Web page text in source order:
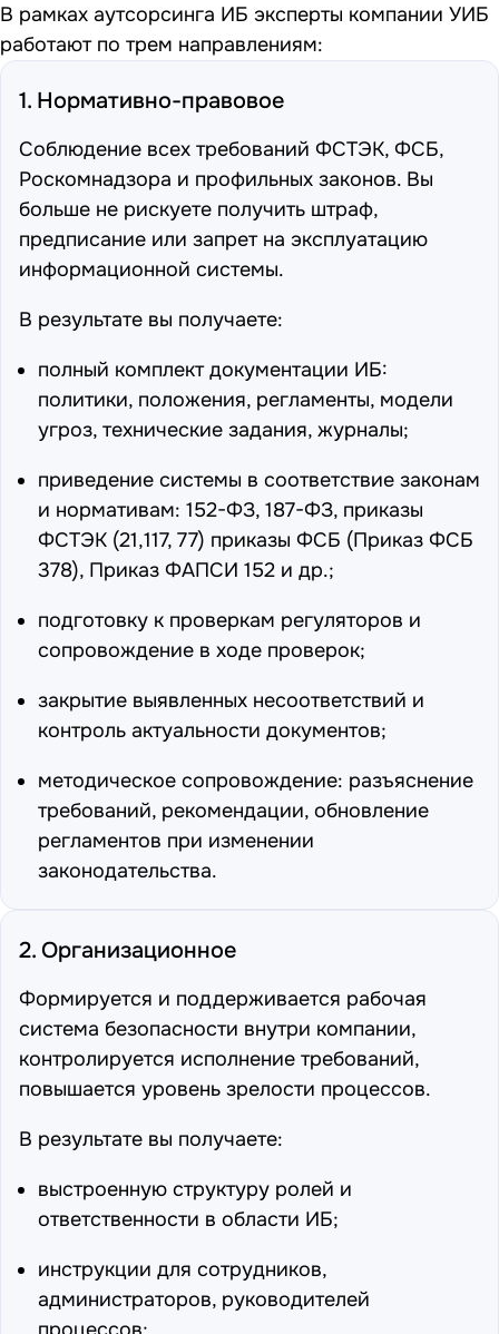
В рамках аутсорсинга ИБ эксперты компании УИБ
работают по трем направлениям:
1. Нормативно-правовое
Соблюдение всех требований ФСТЭК, ФСБ,
Роскомнадзора и профильных законов. Вы
больше не рискуете получить штраф,
предписание или запрет на эксплуатацию
информационной системы.
В результате вы получаете:
полный комплект документации ИБ:
политики, положения, регламенты, модели
угроз, технические задания, журналы;
приведение системы в соответствие законам
и нормативам: 152-ФЗ, 187-ФЗ, приказы
ФСТЭК (21,117, 77) приказы ФСБ (Приказ ФСБ
378), Приказ ФАПСИ 152 и др.;
подготовку к проверкам регуляторов и
сопровождение в ходе проверок;
закрытие выявленных несоответствий и
контроль актуальности документов;
методическое сопровождение: разъяснение
требований, рекомендации, обновление
регламентов при изменении
законодательства.
2. Организационное
Формируется и поддерживается рабочая
система безопасности внутри компании,
контролируется исполнение требований,
повышается уровень зрелости процессов.
В результате вы получаете:
выстроенную структуру ролей и
ответственности в области ИБ;
инструкции для сотрудников,
администраторов, руководителей